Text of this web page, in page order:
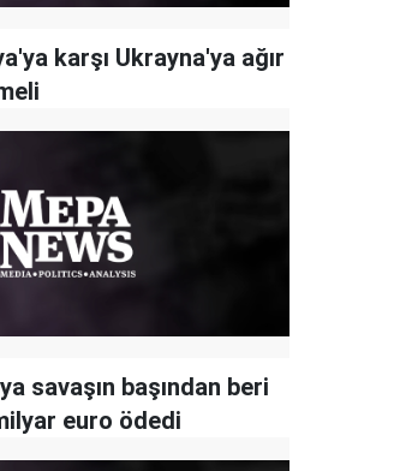
karşı Ukrayna'ya ağır
savaşın başından beri
euro ödedi